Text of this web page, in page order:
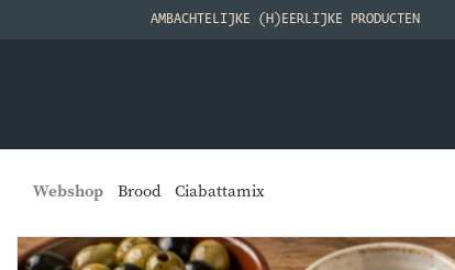
AMBACHTELIJKE (H)EERLIJKE PRODUCTEN
Webshop Brood Ciabattamix